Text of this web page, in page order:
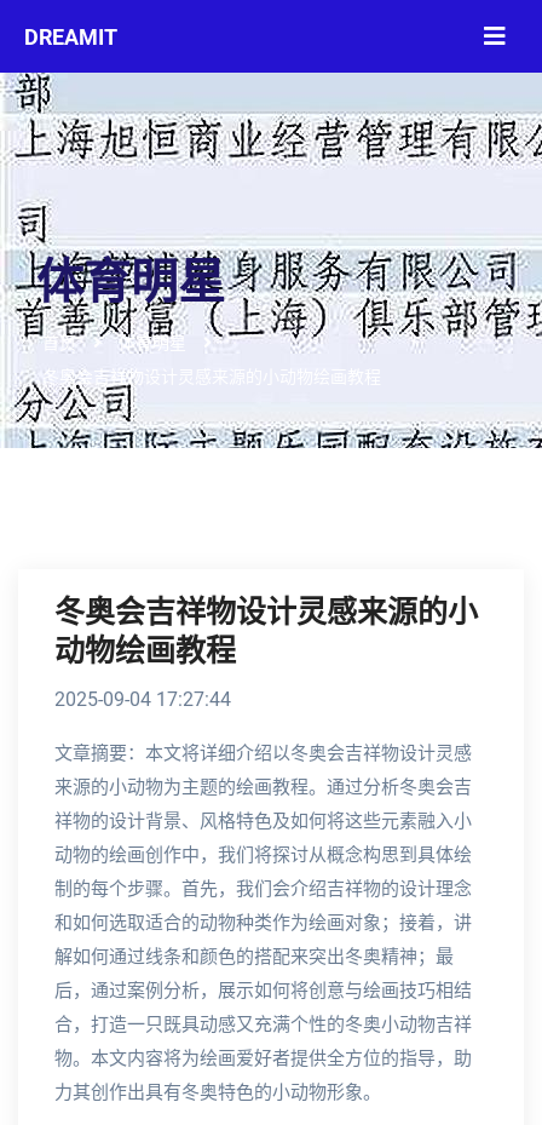
体育明星
首页
体育明星
冬奥会吉祥物设计灵感来源的小动物绘画教程
冬奥会吉祥物设计灵感来源的小
动物绘画教程
2025-09-04 17:27:44
文章摘要：本文将详细介绍以冬奥会吉祥物设计灵感
来源的小动物为主题的绘画教程。通过分析冬奥会吉
祥物的设计背景、风格特色及如何将这些元素融入小
动物的绘画创作中，我们将探讨从概念构思到具体绘
制的每个步骤。首先，我们会介绍吉祥物的设计理念
和如何选取适合的动物种类作为绘画对象；接着，讲
解如何通过线条和颜色的搭配来突出冬奥精神；最
后，通过案例分析，展示如何将创意与绘画技巧相结
合，打造一只既具动感又充满个性的冬奥小动物吉祥
物。本文内容将为绘画爱好者提供全方位的指导，助
力其创作出具有冬奥特色的小动物形象。